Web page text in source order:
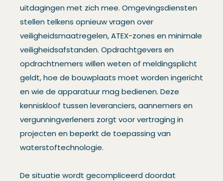
uitdagingen met zich mee. Omgevingsdiensten
stellen telkens opnieuw vragen over
veiligheidsmaatregelen, ATEX-zones en minimale
veiligheidsafstanden. Opdrachtgevers en
opdrachtnemers willen weten of meldingsplicht
geldt, hoe de bouwplaats moet worden ingericht
en wie de apparatuur mag bedienen. Deze
kenniskloof tussen leveranciers, aannemers en
vergunningverleners zorgt voor vertraging in
projecten en beperkt de toepassing van
waterstoftechnologie.
De situatie wordt gecompliceerd doordat